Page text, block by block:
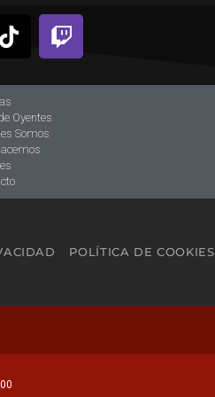
Oyentes
Somos
POLÍTICA DE COOKIES